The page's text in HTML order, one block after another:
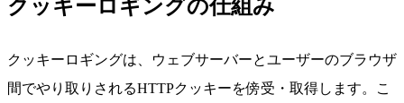
クッキーロギングの仕組み
クッキーロギングは、ウェブサーバーとユーザーのブラウザ
間でやり取りされるHTTPクッキーを傍受・取得します。こ